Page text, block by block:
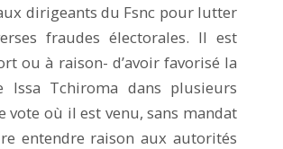
dirigeants du Fsnc pour lutter
fraudes électorales. Il est
ou à raison- d’avoir favorisé la
Issa Tchiroma dans plusieurs
vote où il est venu, sans mandat
entendre raison aux autorités